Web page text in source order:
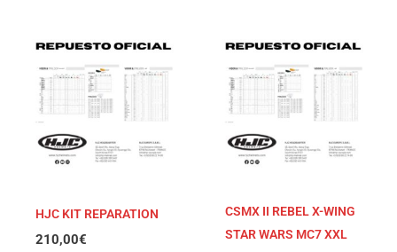
HJC KIT REPARATION
210,00€
CSMX II REBEL X-WING
STAR WARS MC7 XXL